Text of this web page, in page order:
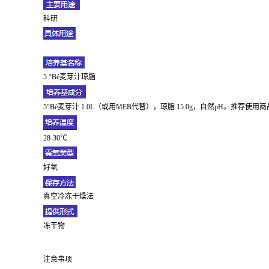
科研
5 °Bé麦芽汁琼脂
5°Bé麦芽汁 1.0L（或用MEB代替），琼脂 15.0g，自然pH。推荐使用商
28-30℃
好氧
真空冷冻干燥法
冻干物
注意事项